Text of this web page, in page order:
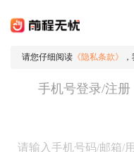
请您仔细阅读 《隐私条款》
手机号登录/注册